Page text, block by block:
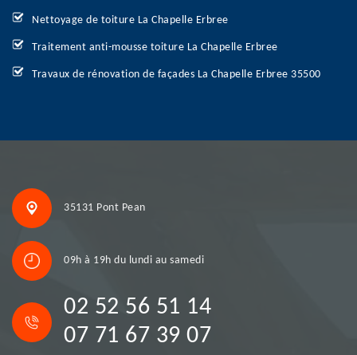
Nettoyage de toiture La Chapelle Erbree
Traitement anti-mousse toiture La Chapelle Erbree
Travaux de rénovation de façades La Chapelle Erbree 35500
35131 Pont Pean
09h à 19h du lundi au samedi
02 52 56 51 14
07 71 67 39 07